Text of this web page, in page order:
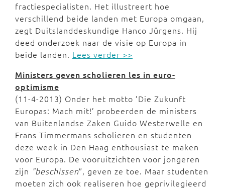
fractiespecialisten. Het illustreert hoe
verschillend beide landen met Europa omgaan,
zegt Duitslanddeskundige Hanco Jürgens. Hij
deed onderzoek naar de visie op Europa in
beide landen. Lees verder >>
Ministers geven scholieren les in euro-
optimisme
(11-4-2013) Onder het motto ’Die Zukunft
Europas: Mach mit!’ probeerden de ministers
van Buitenlandse Zaken Guido Westerwelle en
Frans Timmermans scholieren en studenten
deze week in Den Haag enthousiast te maken
voor Europa. De vooruitzichten voor jongeren
zijn "beschissen”, geven ze toe. Maar studenten
moeten zich ook realiseren hoe geprivilegieerd